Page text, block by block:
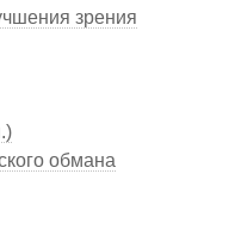
зрения
обмана